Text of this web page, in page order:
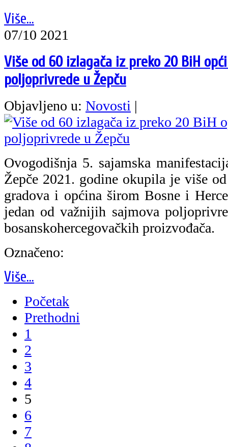
Više...
07/10 2021
Više od 60 izlagača iz preko 20 BiH
poljoprivrede u Žepču
Objavljeno u: Novosti |
Ovogodišnja 5. sajamska
Žepče 2021. godine okupila je više
gradova i općina širom Bosne i
jedan od važnijih sajmova
bosanskohercegovačkih proizvođača.
Označeno:
Više...
Početak
Prethodni
1
2
3
4
5
6
7